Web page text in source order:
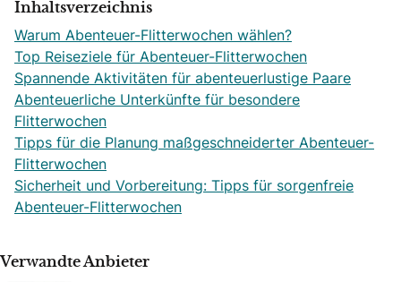
Inhaltsverzeichnis
Warum Abenteuer-Flitterwochen wählen?
Top Reiseziele für Abenteuer-Flitterwochen
Spannende Aktivitäten für abenteuerlustige Paare
Abenteuerliche Unterkünfte für besondere
Flitterwochen
Tipps für die Planung maßgeschneiderter Abenteuer-
Flitterwochen
Sicherheit und Vorbereitung: Tipps für sorgenfreie
Abenteuer-Flitterwochen
Verwandte Anbieter